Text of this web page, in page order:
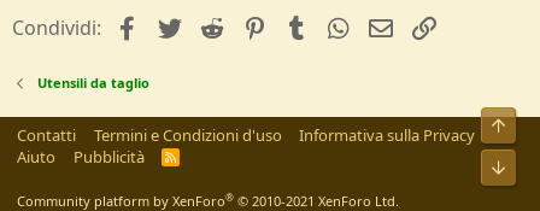
Condividi: facebookTwitterReddit PinterestTumblrWhatsApp
e-mail
Utensili da taglio
Contatti Termini e Condizioni d'uso
Informativa sulla Privacy
Aiuto
Pubblicità
R
Community platform by XenForo® © 2010-2021 XenForo Ltd.
Alto